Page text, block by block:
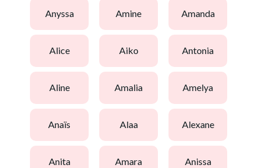
anyssa amine amanda
alice aiko antonia
aline amalia amelya
anaïs alaa alexane
anita amara anissa